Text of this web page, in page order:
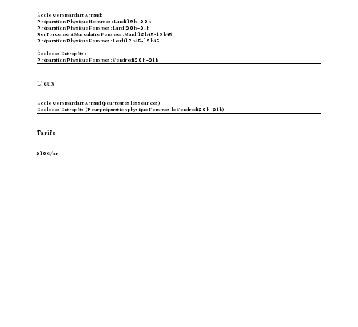
École Commandant Arnaud :
Préparation Physique Hommes : Lundi 19h – 20h
Préparation Physique Femmes : Lundi 20h – 21h
Renforcement Musculaire Femmes : Mardi 18h45- 19h45
Préparation Physique Femmes : Jeudi 18h45- 19h45
École des Entrepôts :
Préparation Physique Femmes : Vendredi 20h – 21h
Lieux
Ecole Commandant Arnaud (pour toutes les séances)
Ecole des Entrepôts (Pour préparation physique Femmes le Vendredi 20h – 21h)
Tarifs
210€/an